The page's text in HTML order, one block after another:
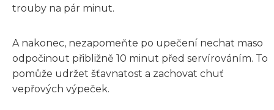
trouby na pár minut.
A nakonec, nezapomeňte po upečení nechat maso
odpočinout přibližně 10 minut před servírováním. To
pomůže udržet šťavnatost a zachovat chuť
vepřových výpeček.